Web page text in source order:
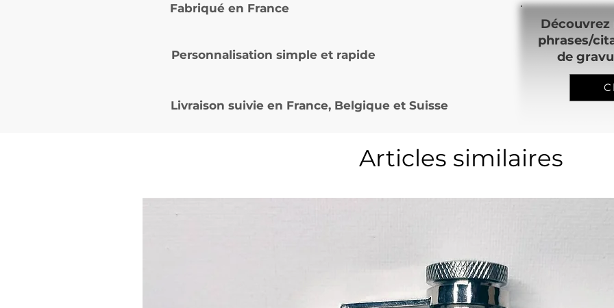
Fabriqué en France
Personnalisation simple et rapide
Livraison suivie en France, Belgique et Suisse
phrases/
de
Articles similaires